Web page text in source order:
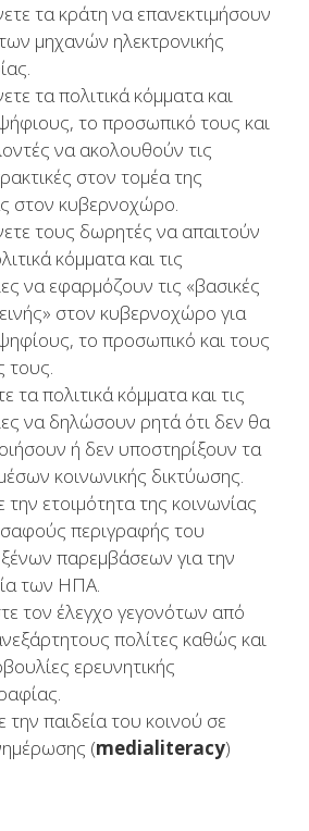
τα κράτη να επανεκτιμήσουν
μηχανών ηλεκτρονικής
τα πολιτικά κόμματα και
το προσωπικό τους και
να ακολουθούν τις
στον τομέα της
στον κυβερνοχώρο.
τους δωρητές να απαιτούν
κόμματα και τις
να εφαρμόζουν τις «βασικές
στον κυβερνοχώρο για
το προσωπικό και τους
τους.
τα πολιτικά κόμματα και τις
να δηλώσουν ρητά ότι δεν θα
ή δεν υποστηρίξουν τα
κοινωνικής δικτύωσης.
την ετοιμότητα της κοινωνίας
περιγραφής του
παρεμβάσεων για την
των ΗΠΑ.
τον έλεγχο γεγονότων από
πολίτες καθώς και
ερευνητικής
την παιδεία του κοινού σε
(medialiteracy)